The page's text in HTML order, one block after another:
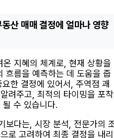
산 매매 결정에 얼마나 영향
지혜의 체계로, 현재 상황을
흐름을 예측하는 데 도움을 줍
한 결정에 있어서, 주역점 괘
려주고, 최적의 타이밍을 포착
수 있습니다.
보다는, 시장 분석, 전문가의
로 고려하여 최종 결정을 내리